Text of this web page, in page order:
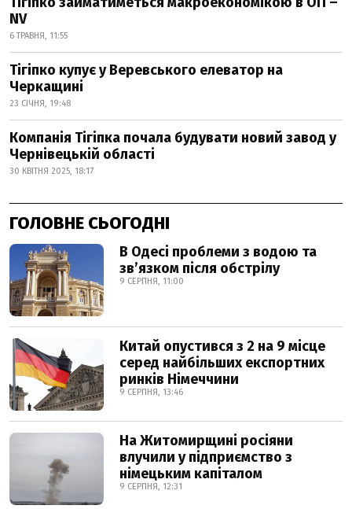
NV
6 ТРАВНЯ, 11:55
Тігіпко купує у Веревського елеватор на
Черкащині
23 СІЧНЯ, 19:48
Компанія Тігіпка почала будувати новий завод у
Чернівецькій області
30 КВІТНЯ 2025, 18:17
ГОЛОВНЕ СЬОГОДНІ
В Одесі проблеми з водою та
звʼязком після обстрілу
9 СЕРПНЯ, 11:00
Китай опустився з 2 на 9 місце
серед найбільших експортних
ринків Німеччини
9 СЕРПНЯ, 13:46
На Житомирщині росіяни
влучили у підприємство з
німецьким капіталом
9 СЕРПНЯ, 12:31